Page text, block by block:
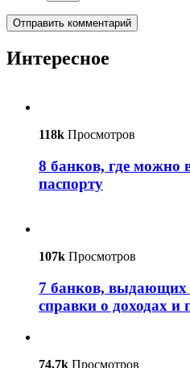
Интересное
118k Просмотров
8 банков, где можно
паспорту
107k Просмотров
7 банков, выдающих
справки о доходах и
74.7k Просмотров